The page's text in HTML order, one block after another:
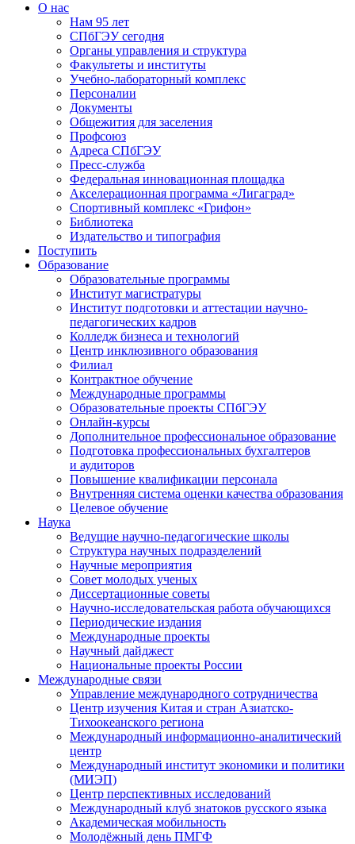
О нас
Нам 95 лет
СПбГЭУ сегодня
Органы управления и структура
Факультеты и институты
Учебно-лабораторный комплекс
Персоналии
Документы
Общежития для заселения
Профсоюз
Адреса СПбГЭУ
Пресс-служба
Федеральная инновационная площадка
Акселерационная программа «Лигаград»­­
Спортивный комплекс «Грифон»
Библиотека
Издательство и типография
Поступить
Образование
Образовательные программы
Институт магистратуры
Институт подготовки и аттестации научно-
педагогических кадров
Колледж бизнеса и технологий
Центр инклюзивного образования
Филиал
Контрактное обучение
Международные программы
Образовательные проекты СПбГЭУ
Онлайн-курсы
Дополнительное профессиональное образование
Подготовка профессиональных бухгалтеров
и аудиторов
Повышение квалификации персонала
Внутренняя система оценки качества образования
Целевое обучение
Наука
Ведущие научно-педагогические школы
Структура научных подразделений
Научные мероприятия
Совет молодых ученых
Диссертационные советы
Научно-исследовательская работа обучающихся
Периодические издания
Международные проекты
Научный дайджест
Национальные проекты России
Международные связи
Управление международного сотрудничества
Центр изучения Китая и стран Азиатско-
Тихоокеанского региона
Международный информационно-аналитический
центр
Международный институт экономики и политики
(МИЭП)
Центр перспективных исследований
Международный клуб знатоков русского языка
Академическая мобильность
Молодёжный день ПМГФ